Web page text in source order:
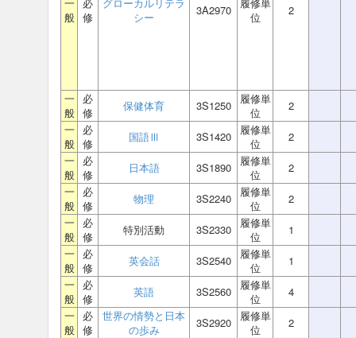
般 修
シー
3A2970
位
2
一
般
必
修
保健体育 3S1250
履修単
位
2
一
般
必
修
国語Ⅲ 3S1420
履修単
位
2
一
般
必
修
日本語 3S1890
履修単
位
2
一
般
必
修
物理 3S2240
履修単
位
2
一
般
必
修
特別活動 3S2330
履修単
位
1
一
般
必
修
英会話 3S2540
履修単
位
1
一
般
必
修
英語 3S2560
履修単
位
4
一
般
必
修
世界の情勢と日本
の歩み
3S2920
履修単
位
2